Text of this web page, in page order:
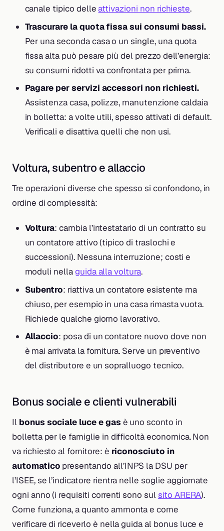
canale tipico delleattivazioni non richieste.
Trascurare la quota fissa sui consumi bassi.
Per una seconda casa o un single, una quota
fissa alta può pesare più del prezzo dell’energia:
su consumi ridotti va confrontata per prima.
Pagare per servizi accessori non richiesti.
Assistenza casa, polizze, manutenzione caldaia
in bolletta: a volte utili, spesso attivati di default.
Verificali e disattiva quelli che non usi.
Voltura, subentro e allaccio
Tre operazioni diverse che spesso si confondono, in
ordine di complessità:
Voltura: cambia l’intestatario di un contratto su
un contatore attivo (tipico di traslochi e
successioni). Nessuna interruzione; costi e
moduli nellaguida alla voltura.
Subentro: riattiva un contatore esistente ma
chiuso, per esempio in una casa rimasta vuota.
Richiede qualche giorno lavorativo.
Allaccio: posa di un contatore nuovo dove non
è mai arrivata la fornitura. Serve un preventivo
del distributore e un sopralluogo tecnico.
Bonus sociale e clienti vulnerabili
Il bonus sociale luce e gas è uno sconto in
bolletta per le famiglie in difficoltà economica. Non
va richiesto al fornitore: è riconosciuto in
automatico presentando all’INPS la DSU per
l’ISEE, se l’indicatore rientra nelle soglie aggiornate
ogni anno (i requisiti correnti sono sulsito ARERA).
Come funziona, a quanto ammonta e come
verificare di riceverlo è nella guida al bonus luce e